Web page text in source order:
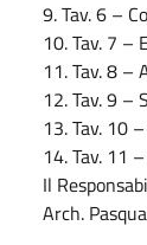
9. Tav. 6 –
10. Tav. 7 –
11. Tav. 8 –
12. Tav. 9 –
13. Tav. 10
14. Tav. 11
Il
Arch.